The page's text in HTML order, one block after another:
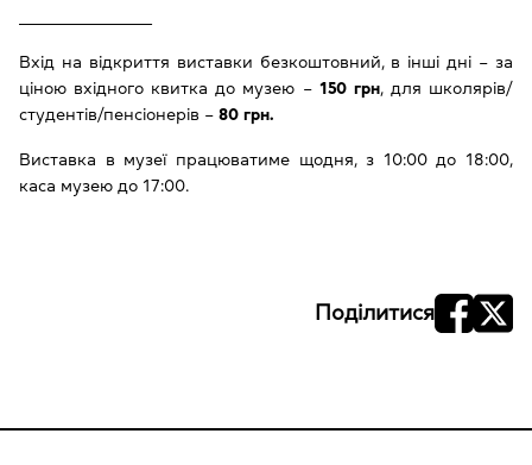
Вхід на відкриття виставки безкоштовний, в інші дні – за
ціною вхідного квитка до музею – 150 грн, для школярів/
студентів/пенсіонерів – 80 грн.
Виставка в музеї працюватиме щодня, з 10:00 до 18:00,
каса музею до 17:00.
Поділитися